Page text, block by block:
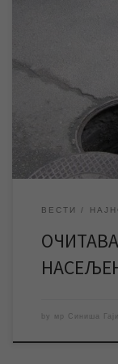
Након паузе
очитавање
становања и оно
ЈКП „Водовод и
сваког радног
Скупштине
који […]
ВЕСТИ
by мр Синиша